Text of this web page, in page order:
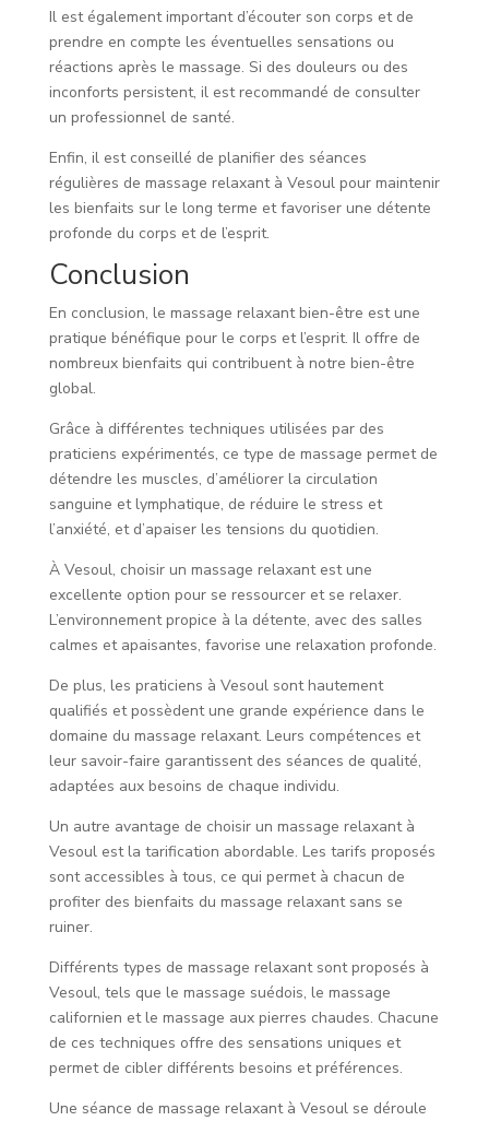
Il est également important d’écouter son corps et de
prendre en compte les éventuelles sensations ou
réactions après le massage. Si des douleurs ou des
inconforts persistent, il est recommandé de consulter
un professionnel de santé.
Enfin, il est conseillé de planifier des séances
régulières de massage relaxant à Vesoul pour maintenir
les bienfaits sur le long terme et favoriser une détente
profonde du corps et de l’esprit.
Conclusion
En conclusion, le massage relaxant bien-être est une
pratique bénéfique pour le corps et l’esprit. Il offre de
nombreux bienfaits qui contribuent à notre bien-être
global.
Grâce à différentes techniques utilisées par des
praticiens expérimentés, ce type de massage permet de
détendre les muscles, d’améliorer la circulation
sanguine et lymphatique, de réduire le stress et
l’anxiété, et d’apaiser les tensions du quotidien.
À Vesoul, choisir un massage relaxant est une
excellente option pour se ressourcer et se relaxer.
L’environnement propice à la détente, avec des salles
calmes et apaisantes, favorise une relaxation profonde.
De plus, les praticiens à Vesoul sont hautement
qualifiés et possèdent une grande expérience dans le
domaine du massage relaxant. Leurs compétences et
leur savoir-faire garantissent des séances de qualité,
adaptées aux besoins de chaque individu.
Un autre avantage de choisir un massage relaxant à
Vesoul est la tarification abordable. Les tarifs proposés
sont accessibles à tous, ce qui permet à chacun de
profiter des bienfaits du massage relaxant sans se
ruiner.
Différents types de massage relaxant sont proposés à
Vesoul, tels que le massage suédois, le massage
californien et le massage aux pierres chaudes. Chacune
de ces techniques offre des sensations uniques et
permet de cibler différents besoins et préférences.
Une séance de massage relaxant à Vesoul se déroule